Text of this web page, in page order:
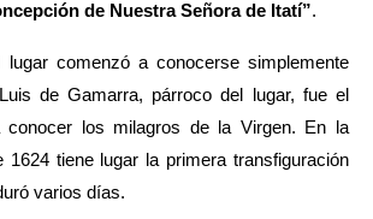
de Nuestra Señora de Itatí”.
comenzó a conocerse simplemente
de Gamarra, párroco del lugar, fue el
conocer los milagros de la Virgen. En la
1624 tiene lugar la primera transfiguración
varios días.